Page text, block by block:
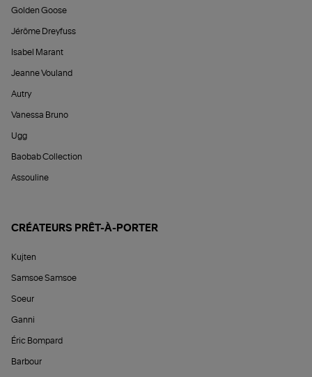
Golden Goose
Jérôme Dreyfuss
Isabel Marant
Jeanne Vouland
Autry
Vanessa Bruno
Ugg
Baobab Collection
Assouline
CRÉATEURS PRÊT-À-PORTER
Kujten
Samsoe Samsoe
Soeur
Ganni
Éric Bompard
Barbour